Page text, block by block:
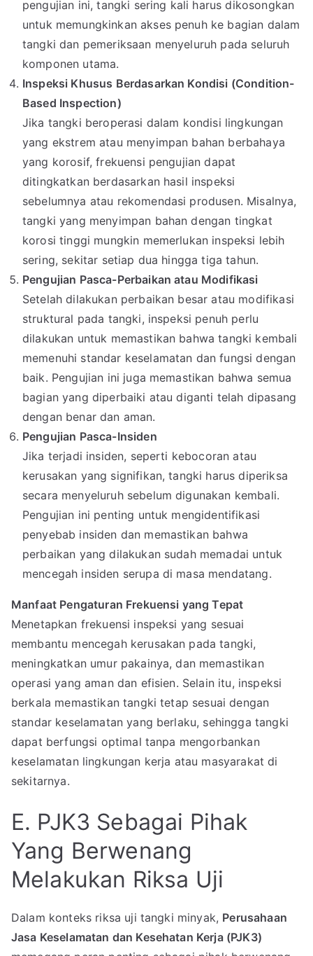
pengujian ini, tangki sering kali harus dikosongkan
untuk memungkinkan akses penuh ke bagian dalam
tangki dan pemeriksaan menyeluruh pada seluruh
komponen utama.
Inspeksi Khusus Berdasarkan Kondisi (Condition-
Based Inspection)
Jika tangki beroperasi dalam kondisi lingkungan
yang ekstrem atau menyimpan bahan berbahaya
yang korosif, frekuensi pengujian dapat
ditingkatkan berdasarkan hasil inspeksi
sebelumnya atau rekomendasi produsen. Misalnya,
tangki yang menyimpan bahan dengan tingkat
korosi tinggi mungkin memerlukan inspeksi lebih
sering, sekitar setiap dua hingga tiga tahun.
Pengujian Pasca-Perbaikan atau Modifikasi
Setelah dilakukan perbaikan besar atau modifikasi
struktural pada tangki, inspeksi penuh perlu
dilakukan untuk memastikan bahwa tangki kembali
memenuhi standar keselamatan dan fungsi dengan
baik. Pengujian ini juga memastikan bahwa semua
bagian yang diperbaiki atau diganti telah dipasang
dengan benar dan aman.
Pengujian Pasca-Insiden
Jika terjadi insiden, seperti kebocoran atau
kerusakan yang signifikan, tangki harus diperiksa
secara menyeluruh sebelum digunakan kembali.
Pengujian ini penting untuk mengidentifikasi
penyebab insiden dan memastikan bahwa
perbaikan yang dilakukan sudah memadai untuk
mencegah insiden serupa di masa mendatang.
Manfaat Pengaturan Frekuensi yang Tepat
Menetapkan frekuensi inspeksi yang sesuai
membantu mencegah kerusakan pada tangki,
meningkatkan umur pakainya, dan memastikan
operasi yang aman dan efisien. Selain itu, inspeksi
berkala memastikan tangki tetap sesuai dengan
standar keselamatan yang berlaku, sehingga tangki
dapat berfungsi optimal tanpa mengorbankan
keselamatan lingkungan kerja atau masyarakat di
sekitarnya.
E. PJK3 Sebagai Pihak
Yang Berwenang
Melakukan Riksa Uji
Dalam konteks riksa uji tangki minyak, Perusahaan
Jasa Keselamatan dan Kesehatan Kerja (PJK3)